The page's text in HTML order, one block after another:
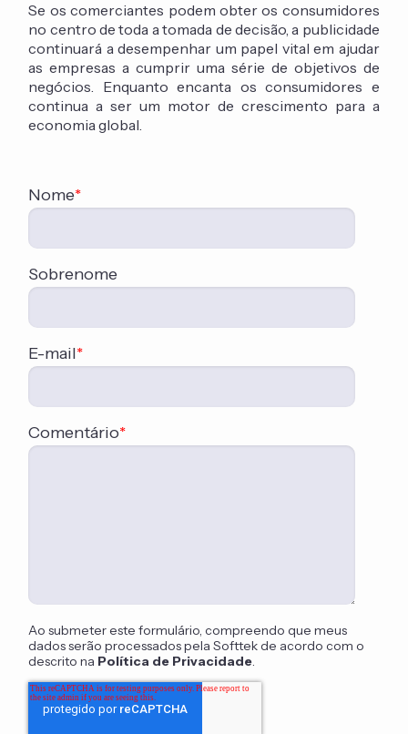
Se os comerciantes podem obter os consumidores
no centro de toda a tomada de decisão, a publicidade
continuará a desempenhar um papel vital em ajudar
as empresas a cumprir uma série de objetivos de
negócios. Enquanto encanta os consumidores e
continua a ser um motor de crescimento para a
economia global.
Nome*
Sobrenome
E-mail*
Comentário*
Ao submeter este formulário, compreendo que meus
dados serão processados pela Softtek de acordo com o
descrito na Política de Privacidade.